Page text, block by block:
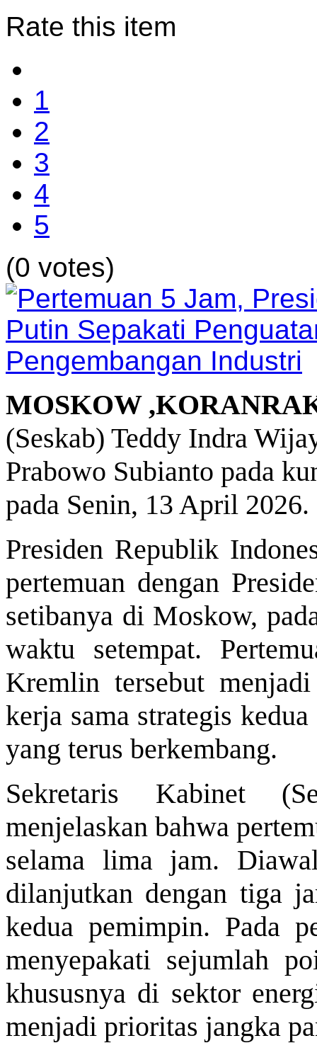
Rate this item
1
2
3
4
5
(0 votes)
MOSKOW
(Seskab) Teddy Indra
Prabowo Subianto pada
pada Senin, 13 April 2026.
Presiden Republik
pertemuan dengan
setibanya di Moskow,
waktu setempat.
Kremlin tersebut
kerja sama strategis
yang terus berkembang.
Sekretaris Kabinet
menjelaskan bahwa
selama lima jam.
dilanjutkan dengan tiga
kedua pemimpin. Pada
menyepakati sejumlah
khususnya di sektor
menjadi prioritas jangka